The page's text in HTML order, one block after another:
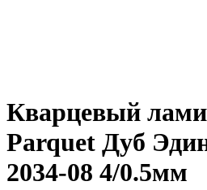
Кварцевый
Parquet Дуб
2034-08 4/0.5мм